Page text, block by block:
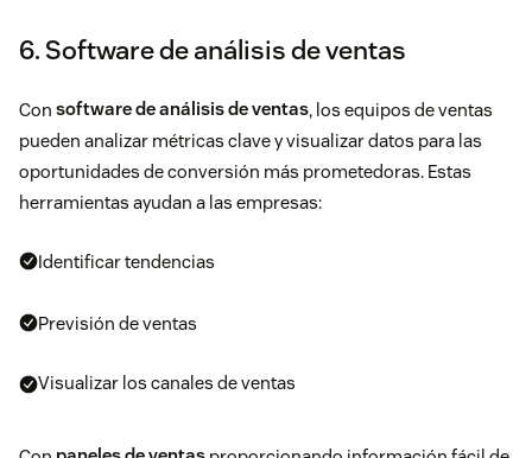
6. Software de análisis de ventas
Con software de análisis de ventas, los equipos de ventas
pueden analizar métricas clave y visualizar datos para las
oportunidades de conversión más prometedoras. Estas
herramientas ayudan a las empresas:
Identificar tendencias
Previsión de ventas
Visualizar los canales de ventas